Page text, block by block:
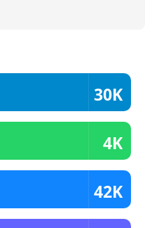
30K
4K
42K